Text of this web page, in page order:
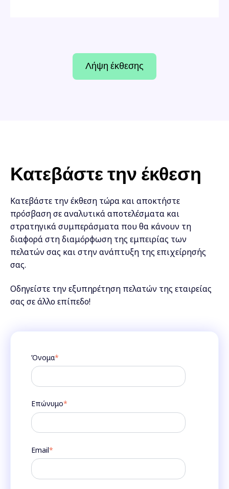
Λήψη έκθεσης
Κατεβάστε την έκθεση
Κατεβάστε την έκθεση τώρα και αποκτήστε
πρόσβαση σε αναλυτικά αποτελέσματα και
στρατηγικά συμπεράσματα που θα κάνουν τη
διαφορά στη διαμόρφωση της εμπειρίας των
πελατών σας και στην ανάπτυξη της επιχείρησής
σας.
Οδηγείστε την εξυπηρέτηση πελατών της εταιρείας
σας σε άλλο επίπεδο!
Όνομα*
Επώνυμο*
Email*